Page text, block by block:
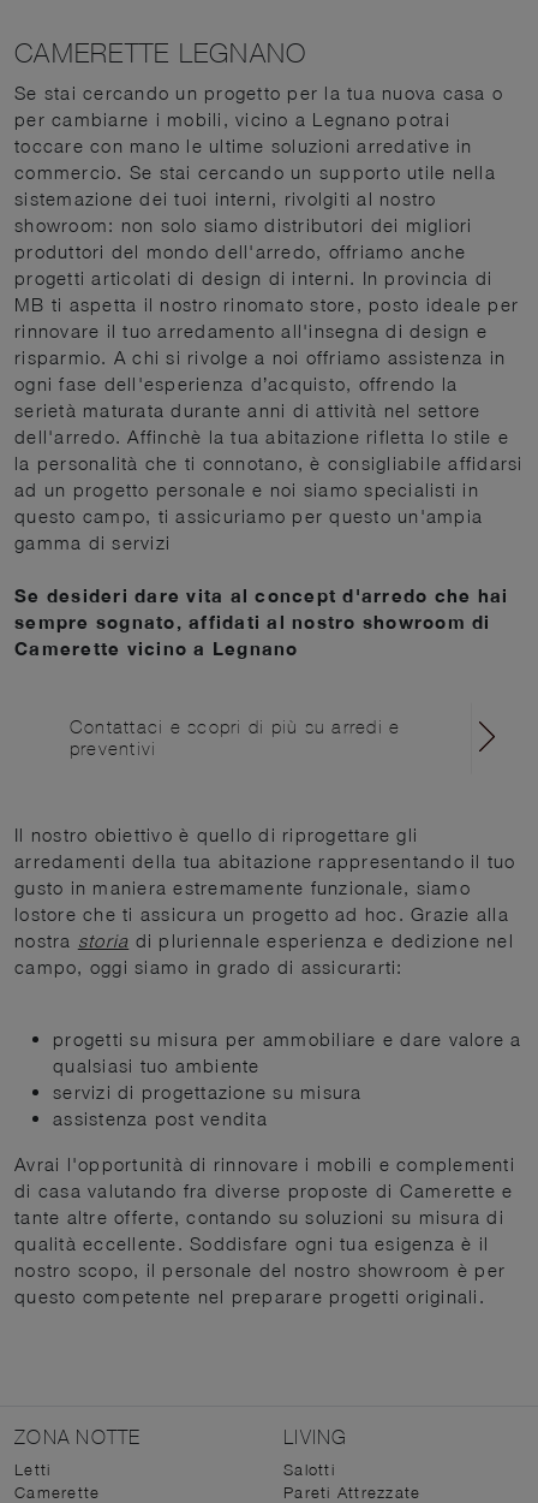
CAMERETTE LEGNANO
Se stai cercando un progetto per la tua nuova casa o
per cambiarne i mobili, vicino a Legnano potrai
toccare con mano le ultime soluzioni arredative in
commercio. Se stai cercando un supporto utile nella
sistemazione dei tuoi interni, rivolgiti al nostro
showroom: non solo siamo distributori dei migliori
produttori del mondo dell'arredo, offriamo anche
progetti articolati di design di interni. In provincia di
MB ti aspetta il nostro rinomato store, posto ideale per
rinnovare il tuo arredamento all'insegna di design e
risparmio. A chi si rivolge a noi offriamo assistenza in
ogni fase dell'esperienza d’acquisto, offrendo la
serietà maturata durante anni di attività nel settore
dell'arredo. Affinchè la tua abitazione rifletta lo stile e
la personalità che ti connotano, è consigliabile affidarsi
ad un progetto personale e noi siamo specialisti in
questo campo, ti assicuriamo per questo un'ampia
gamma di servizi
Se desideri dare vita al concept d'arredo che hai
sempre sognato, affidati al nostro showroom di
Camerette vicino a Legnano
Contattaci e scopri di più su arredi e
preventivi
Il nostro obiettivo è quello di riprogettare gli
arredamenti della tua abitazione rappresentando il tuo
gusto in maniera estremamente funzionale, siamo
lostore che ti assicura un progetto ad hoc. Grazie alla
nostra storia di pluriennale esperienza e dedizione nel
campo, oggi siamo in grado di assicurarti:
progetti su misura per ammobiliare e dare valore a
qualsiasi tuo ambiente
servizi di progettazione su misura
assistenza post vendita
Avrai l'opportunità di rinnovare i mobili e complementi
di casa valutando fra diverse proposte di Camerette e
tante altre offerte, contando su soluzioni su misura di
qualità eccellente. Soddisfare ogni tua esigenza è il
nostro scopo, il personale del nostro showroom è per
questo competente nel preparare progetti originali.
ZONA NOTTE
Letti
Camerette
LIVING
Salotti
Pareti Attrezzate